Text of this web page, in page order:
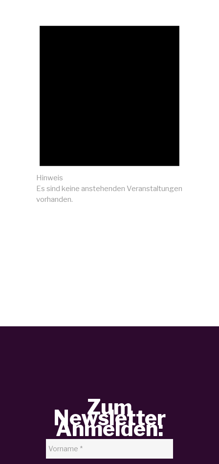
Hinweis
Es sind keine anstehenden Veranstaltungen
vorhanden.
Zum
Newsletter
Anmelden: